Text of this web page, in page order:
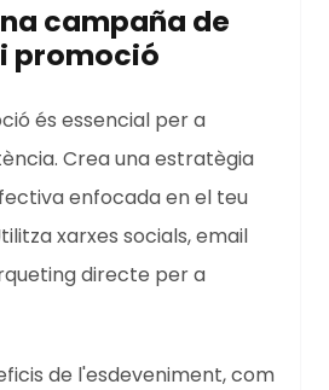
campaña de
promoció
és essencial per a
Crea una estratègia
enfocada en el teu
xarxes socials, email
directe per a
de l'esdeveniment, com